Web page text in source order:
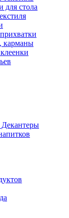
для стола
карманы